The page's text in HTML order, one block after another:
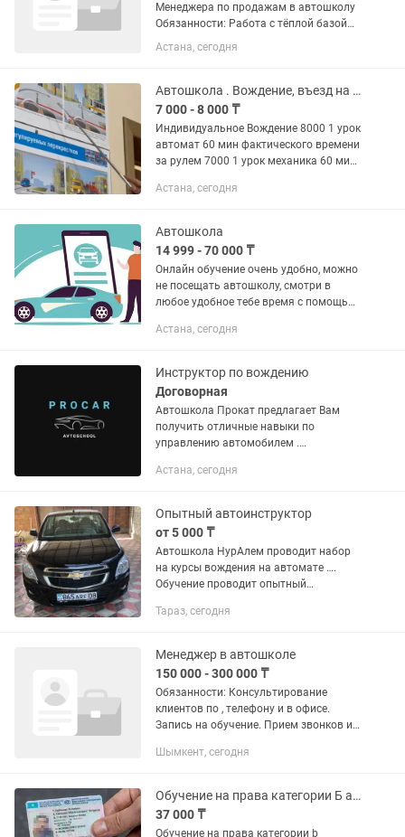
Менеджера по продажам в автошколу
Обязанности: Работа с тёплой базой
клиентов (звонки, переписки); Продажа
услуги компании; Проведение онлайн-
клиентской базы и...
Астана, сегодня
Автошкола . Вождение, въезд на автодром бесплатно
7 000 - 8 000 ₸
Индивидуальное Вождение 8000 1 урок
автомат 60 мин фактического времени
за рулем 7000 1 урок механика 60 мин
Автомобили предоставляем от
Астана, сегодня
Автошкола
14 999 - 70 000 ₸
Онлайн обучение очень удобно, можно
не посещать автошколу, смотри в
любое удобное тебе время с помощью
воспринимается и усваивается
Астана, сегодня
Инструктор по вождению
Договорная
Автошкола Прокат предлагает Вам
получить отличные навыки по
управлению автомобилем .
инструкторы обучат вам с нуля . Наши
переоборудованы ,имеют...
Астана, сегодня
Опытный автоинструктор
от 5 000 ₸
Автошкола НурАлем проводит набор
на курсы вождения на автомате ….
Обучение проводит опытный
ранее
Тараз, сегодня
Менеджер в автошколе
150 000 - 300 000 ₸
Обязанности: Консультирование
клиентов по , телефону и в офисе.
Запись на обучение. Прием звонков и
документов. Сопровождение курсантов
Шымкент, сегодня
Обучение на права категории Б автошкола
37 000 ₸
Обучение на права категории b